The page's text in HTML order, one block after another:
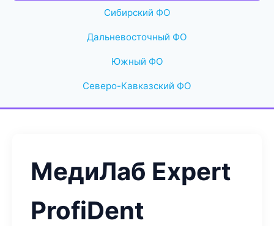
Сибирский ФО
Дальневосточный ФО
Южный ФО
Северо-Кавказский ФО
МедиЛаб Expert
ProfiDent